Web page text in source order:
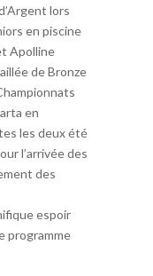
lors
en piscine
Apolline
de Bronze
en
les deux été
l’arrivée des
des
espoir
programme